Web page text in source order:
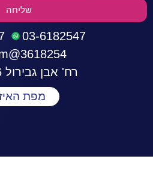
שליחה
03-6182547
3618254@gmail.com
רח' אבן גבירול 16, בני ברק
מפת